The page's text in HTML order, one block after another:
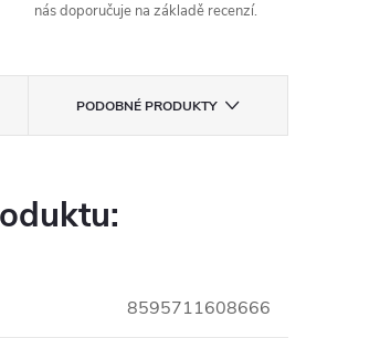
nás doporučuje na základě recenzí.
PODOBNÉ PRODUKTY
8595711608666